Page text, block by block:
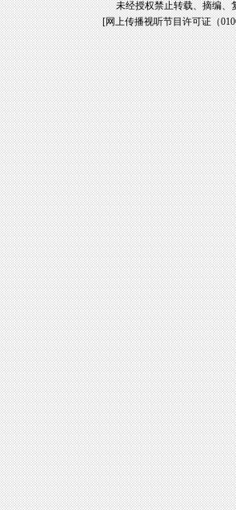
未经授权禁止转载、摘编、
[网上传播视听节目许可证（